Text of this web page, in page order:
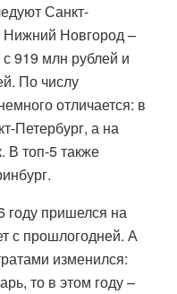
Санкт-
Нижний Новгород –
919 млн рублей и
По числу
отличается: в
Петербург, а на
В топ-5 также
году пришелся на
с прошлогодней. А
изменился:
то в этом году –